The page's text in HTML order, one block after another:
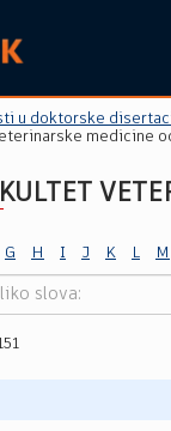
u doktorske
medicine
G H I J K L M